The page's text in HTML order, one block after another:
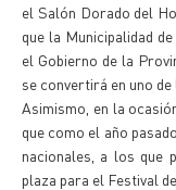
el Salón Dorado del
que la Municipalidad
el Gobierno de la
se convertirá en uno
Asimismo, en la
que como el año
nacionales, a los que
plaza para el Festival